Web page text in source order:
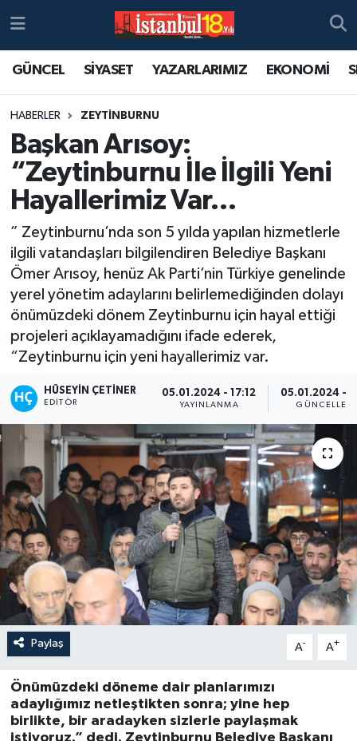
GÜNCEL SİYASET YAZARLARIMIZ EKONOMİ
HABERLER ZEYTİNBURNU
Başkan Arısoy:
“Zeytinburnu İle İlgili Yeni
Hayallerimiz Var…
” Zeytinburnu’nda son 5 yılda yapılan hizmetlerle
ilgili vatandaşları bilgilendiren Belediye Başkanı
Ömer Arısoy, henüz Ak Parti’nin Türkiye genelinde
yerel yönetim adaylarını belirlemediğinden dolayı
önümüzdeki dönem Zeytinburnu için hayal ettiği
projeleri açıklayamadığını ifade ederek,
“Zeytinburnu için yeni hayallerimiz var.
HÜSEYIN ÇETINER
EDITÖR
05.01.2024 - 17:12
YAYINLANMA
05.01.2024 -
Paylaş A- A+
Önümüzdeki döneme dair planlarımızı
adaylığımız netleştikten sonra; yine hep
birlikte, bir aradayken sizlerle paylaşmak
istiyoruz.” dedi. Zeytinburnu Belediye Başkanı